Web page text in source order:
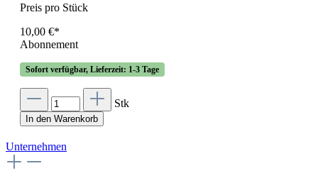
Preis pro Stück
10,00 €*
Abonnement
Sofort verfügbar, Lieferzeit: 1-3 Tage
Stk
In den Warenkorb
Unternehmen